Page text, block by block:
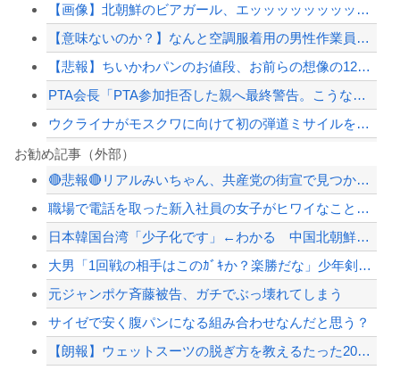
【画像】北朝鮮のビアガール、エッッッッッッッッッッッッッッッッッ！
【意味ないのか？】なんと空調服着用の男性作業員が熱中症で死亡‥‥スポドリとゼリー...
【悲報】ちいかわパンのお値段、お前らの想像の12倍高いｗｗｗｗ
PTA会長「PTA参加拒否した親へ最終警告。こうなってもいい？」
ウクライナがモスクワに向けて初の弾道ミサイルを発射か？！
元いいとも青年隊、中居正広の”素顔”を暴露
さんま「どこでもドア？あれ不便やで」
【赤っ恥】「航空機事故で『搭乗者に日本人は居ない』という発表は嫌い。人間として同...
【配信者】「金バエ」のSNS更新が1週間途絶え、様々な憶測が飛び交う。1週間ぶり...
お勧め記事（外部）
🔴悲報🔴リアルみいちゃん、共産党の街宣で見つかる（※画像あり）
職場で電話を取った新入社員の女子がヒワイなことを言われてショックを受けたことがあ...
日本韓国台湾「少子化です」←わかる 中国北朝鮮「少子化です」←強権国家でも止めら...
大男「1回戦の相手はこのｶﾞｷか？楽勝だな」少年剣士「…ふんっ、あまり調子に乗ら...
元ジャンポケ斉藤被告、ガチでぶっ壊れてしまう
サイゼで安く腹パンになる組み合わせなんだと思う？
【朗報】ウェットスーツの脱ぎ方を教えるたった20秒の動画、900万回以上再生され...